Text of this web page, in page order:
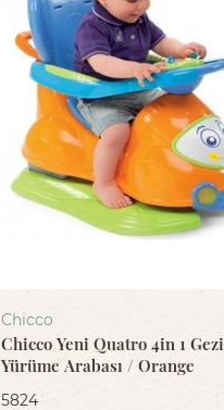
Chicco
Chicco Yeni Quatro 4in 1 Gezi
Yürüme Arabası / Orange
5824